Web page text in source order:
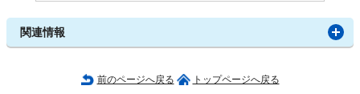
関連情報
前のページへ戻る トップページへ戻る